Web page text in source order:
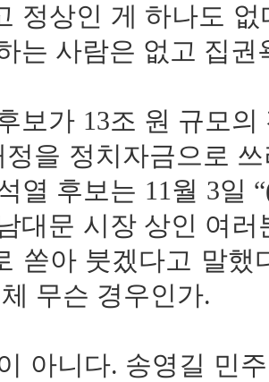
정상인 게 하나도
는 사람은 없고 집
보가 13조 원 규모
정을 정치자금으로
열 후보는 11월 3일
대문 시장 상인 여
쏟아 붓겠다고 말했
무슨 경우인가.
아니다. 송영길 민